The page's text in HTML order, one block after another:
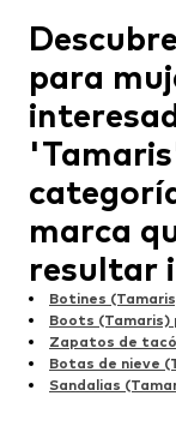
para
marca
resultar
Botines
Boots (Tamaris)
Zapatos de
Botas de nieve
Sandalias